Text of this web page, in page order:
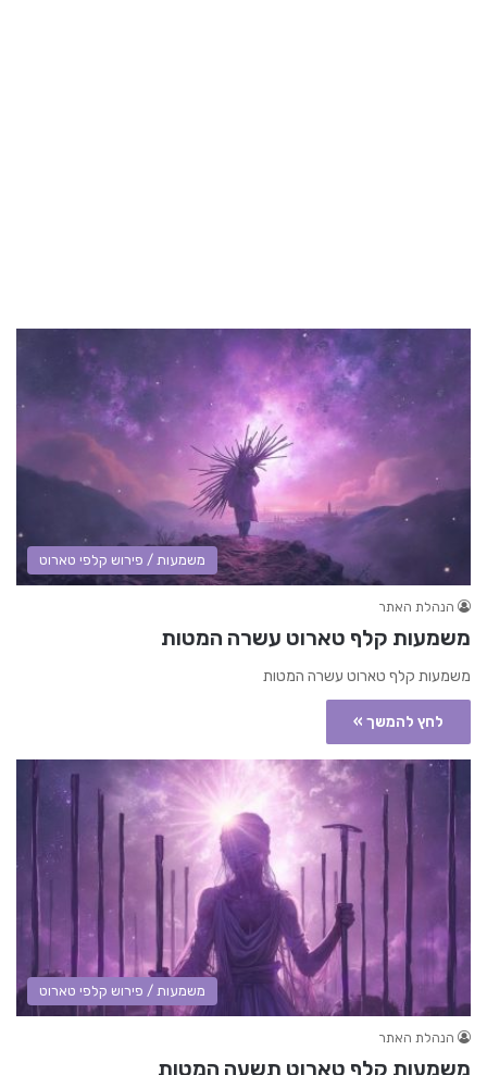
משמעות / פירוש קלפי טארוט
הנהלת האתר
משמעות קלף טארוט עשרה המטות
משמעות קלף טארוט עשרה המטות
לחץ להמשך »
משמעות / פירוש קלפי טארוט
הנהלת האתר
משמעות קלף טארוט תשעה המטות